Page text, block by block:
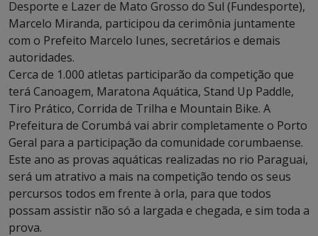
Desporte e Lazer de Mato Grosso do Sul (Fundesporte),
Marcelo Miranda, participou da cerimônia juntamente
com o Prefeito Marcelo Iunes, secretários e demais
autoridades.
Cerca de 1.000 atletas participarão da competição que
terá Canoagem, Maratona Aquática, Stand Up Paddle,
Tiro Prático, Corrida de Trilha e Mountain Bike. A
Prefeitura de Corumbá vai abrir completamente o Porto
Geral para a participação da comunidade corumbaense.
Este ano as provas aquáticas realizadas no rio Paraguai,
será um atrativo a mais na competição tendo os seus
percursos todos em frente à orla, para que todos
possam assistir não só a largada e chegada, e sim toda a
prova.